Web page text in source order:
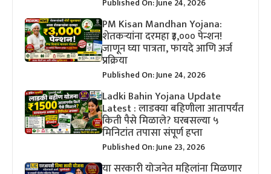
Published On: June 24, 2026
PM Kisan Mandhan Yojana:
शेतकऱ्यांना दरमहा ₹३,००० पेन्शन!
जाणून घ्या पात्रता, फायदे आणि अर्ज
प्रक्रिया
Published On: June 24, 2026
Ladki Bahin Yojana Update
Latest : लाडक्या बहिणीला आतापर्यंत
किती पैसे मिळाले? घरबसल्या ५
मिनिटांत तपासा संपूर्ण हप्ता
Published On: June 23, 2026
या सरकारी योजनेत महिलांना मिळणार